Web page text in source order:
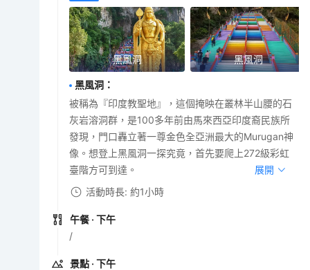
黑風洞 黑風洞
黑風洞 ：
被稱為『印度教聖地』，這個掩映在叢林半山腰的石
灰岩溶洞群，是100多年前由馬來西亞印度裔民族所
發現，門口轟立著一尊金色全亞洲最大的Murugan神
像。想登上黑風洞一探究竟，首先要爬上272級彩虹
臺階方可到達。
展開
活動時長: 約1小時
午餐 · 下午
/
景點 · 下午